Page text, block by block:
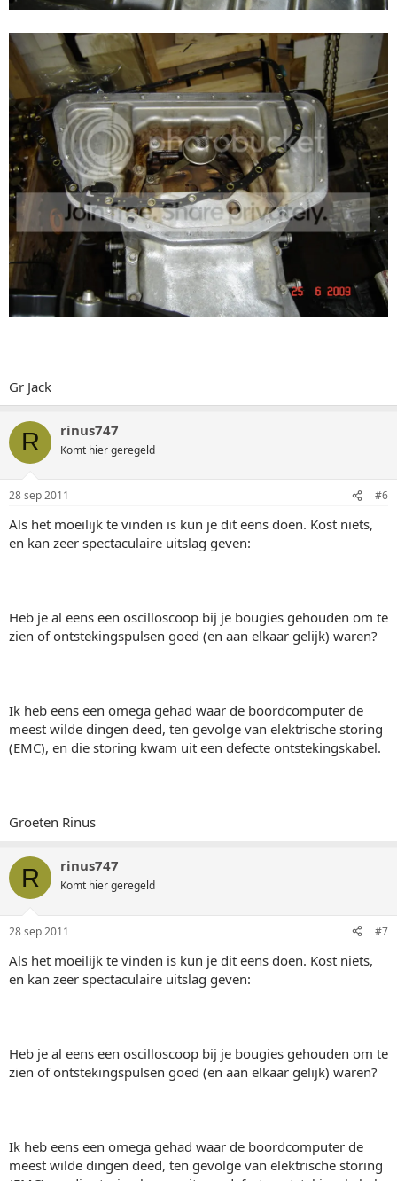
Gr Jack
R rinus747
Komt hier geregeld
28 sep 2011 #6
Als het moeilijk te vinden is kun je dit eens doen. Kost niets,
en kan zeer spectaculaire uitslag geven:
Heb je al eens een oscilloscoop bij je bougies gehouden om te
zien of ontstekingspulsen goed (en aan elkaar gelijk) waren?
Ik heb eens een omega gehad waar de boordcomputer de
meest wilde dingen deed, ten gevolge van elektrische storing
(EMC), en die storing kwam uit een defecte ontstekingskabel.
Groeten Rinus
R rinus747
Komt hier geregeld
28 sep 2011 #7
Als het moeilijk te vinden is kun je dit eens doen. Kost niets,
en kan zeer spectaculaire uitslag geven:
Heb je al eens een oscilloscoop bij je bougies gehouden om te
zien of ontstekingspulsen goed (en aan elkaar gelijk) waren?
Ik heb eens een omega gehad waar de boordcomputer de
meest wilde dingen deed, ten gevolge van elektrische storing